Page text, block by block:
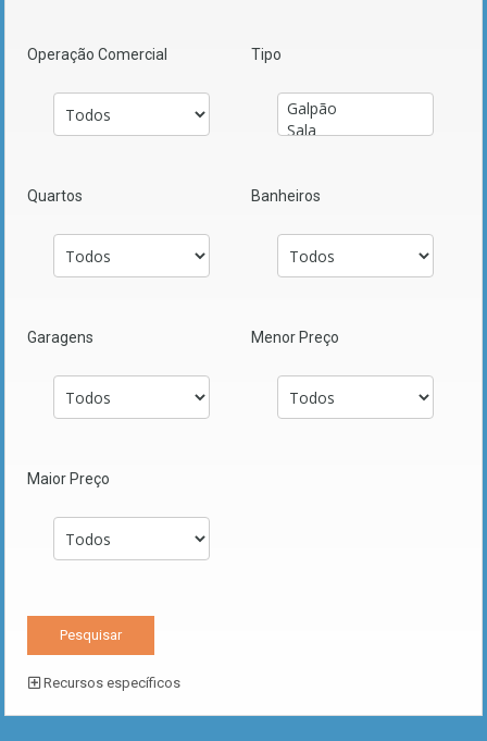
Operação Comercial Tipo
Quartos Banheiros
Garagens Menor Preço
Maior Preço
Recursos específicos